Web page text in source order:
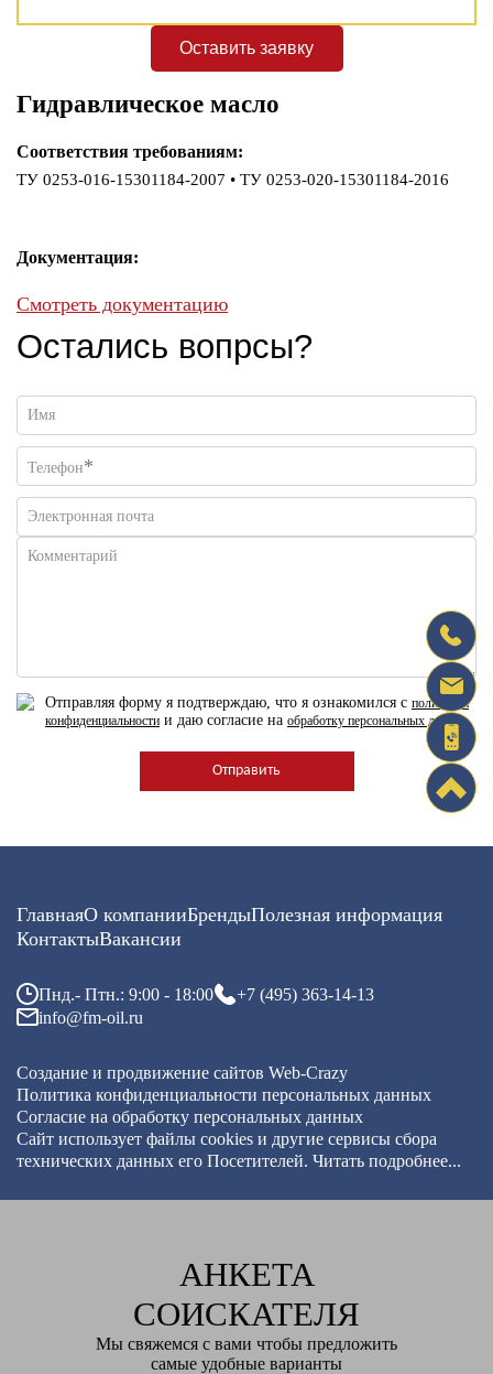
Оставить заявку
Гидравлическое масло
Соответствия требованиям:
ТУ 0253-016-15301184-2007 • ТУ 0253-020-15301184-2016
Документация:
Смотреть документацию
Остались вопрсы?
Имя
Телефон*
Электронная почта
Комментарий
Отправляя форму я подтверждаю, что я ознакомился с политикой
конфиденциальности и даю согласие на обработку персональных данных
ГлавнаяО компанииБрендыПолезная информация
КонтактыВакансии
Пнд.- Птн.: 9:00 - 18:00
+7 (495) 363-14-13
info@fm-oil.ru
Создание и продвижение сайтов Web-Crazy
Политика конфиденциальности персональных данных
Согласие на обработку персональных данных
Сайт использует файлы cookies и другие сервисы сбора
технических данных его Посетителей. Читать подробнее...
АНКЕТА
СОИСКАТЕЛЯ
Мы свяжемся с вами чтобы предложить
самые удобные варианты